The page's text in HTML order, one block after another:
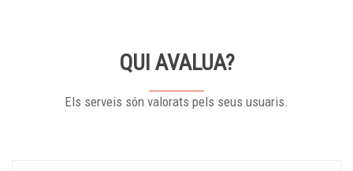
QUI AVALUA?
Els serveis són valorats pels seus usuaris.